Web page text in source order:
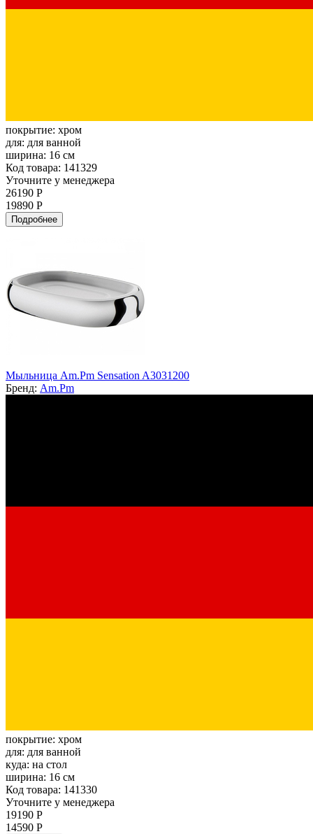
покрытие: хром
для: для ванной
ширина: 16 см
Код товара: 141329
Уточните у менеджера
26190 Р
19890 Р
Подробнее
Мыльница Am.Pm Sensation A3031200
Бренд: Am.Pm
покрытие: хром
для: для ванной
куда: на стол
ширина: 16 см
Код товара: 141330
Уточните у менеджера
19190 Р
14590 Р